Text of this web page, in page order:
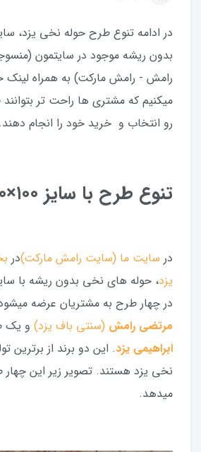
بدون ریشه موجود در سایتمون
رامش - رامش مارکت) به همراه لینک
میکنیم که مشتری ها راحت تر
رو انتخاب و خرید خود را انجام دهند.
تنوع طرح با سایز ۱۰۰×۱۸۰ سانتیمتر
در سایت ما (سایت رامش مارکت)در
یزد
در چهار طرح به مشتریان عرضه
مرتضی رامش (سنتی باف یزد) و یک
ابراهیمی یزد. این دو برند از برترین
نخی یزد هستند. تصویر زیر این
میدهد.